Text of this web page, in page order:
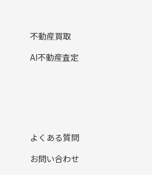
不動産買取
AI不動産査定
よくある質問
お問い合わせ